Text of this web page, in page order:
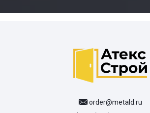
order@metald.ru